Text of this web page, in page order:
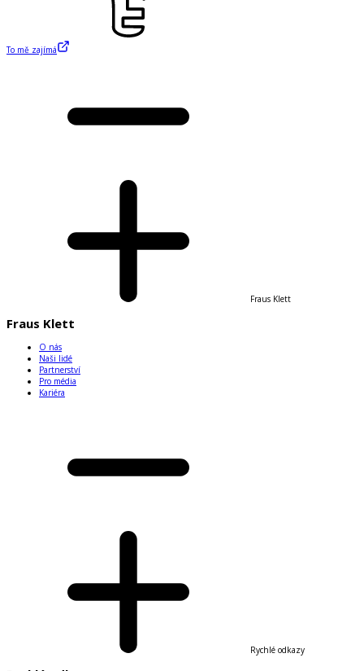
To mě zajímá
Fraus Klett
Fraus Klett
O nás
Naši lidé
Partnerství
Pro média
Kariéra
Rychlé odkazy